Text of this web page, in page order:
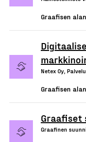
Graafisen
Netex Oy, Palvelu
Graafisen
Graafiset
Graafinen